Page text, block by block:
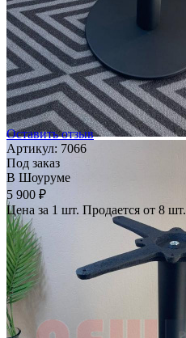
Оставить отзыв
Артикул: 7066
Под заказ
В Шоуруме
5 900 ₽
Цена за 1 шт. Продается от 8 шт.